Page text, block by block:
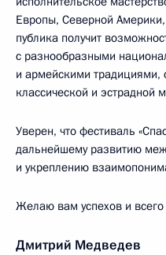
Европы, Северной
публика получит
с разнообразными
и армейскими
классической и эстрадной
Уверен, что фестиваль
дальнейшему развитию
и укреплению
Желаю вам успехов и всего
Дмитрий Медведев